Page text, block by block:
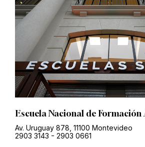
Escuela Nacional de Formación
Av. Uruguay 878, 11100 Montevideo
2903 3143 - 2903 0661